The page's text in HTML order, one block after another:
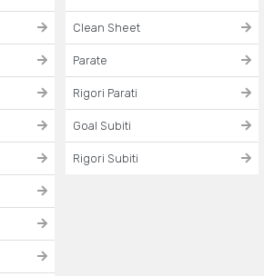
Clean Sheet
Parate
Rigori Parati
Goal Subiti
Rigori Subiti